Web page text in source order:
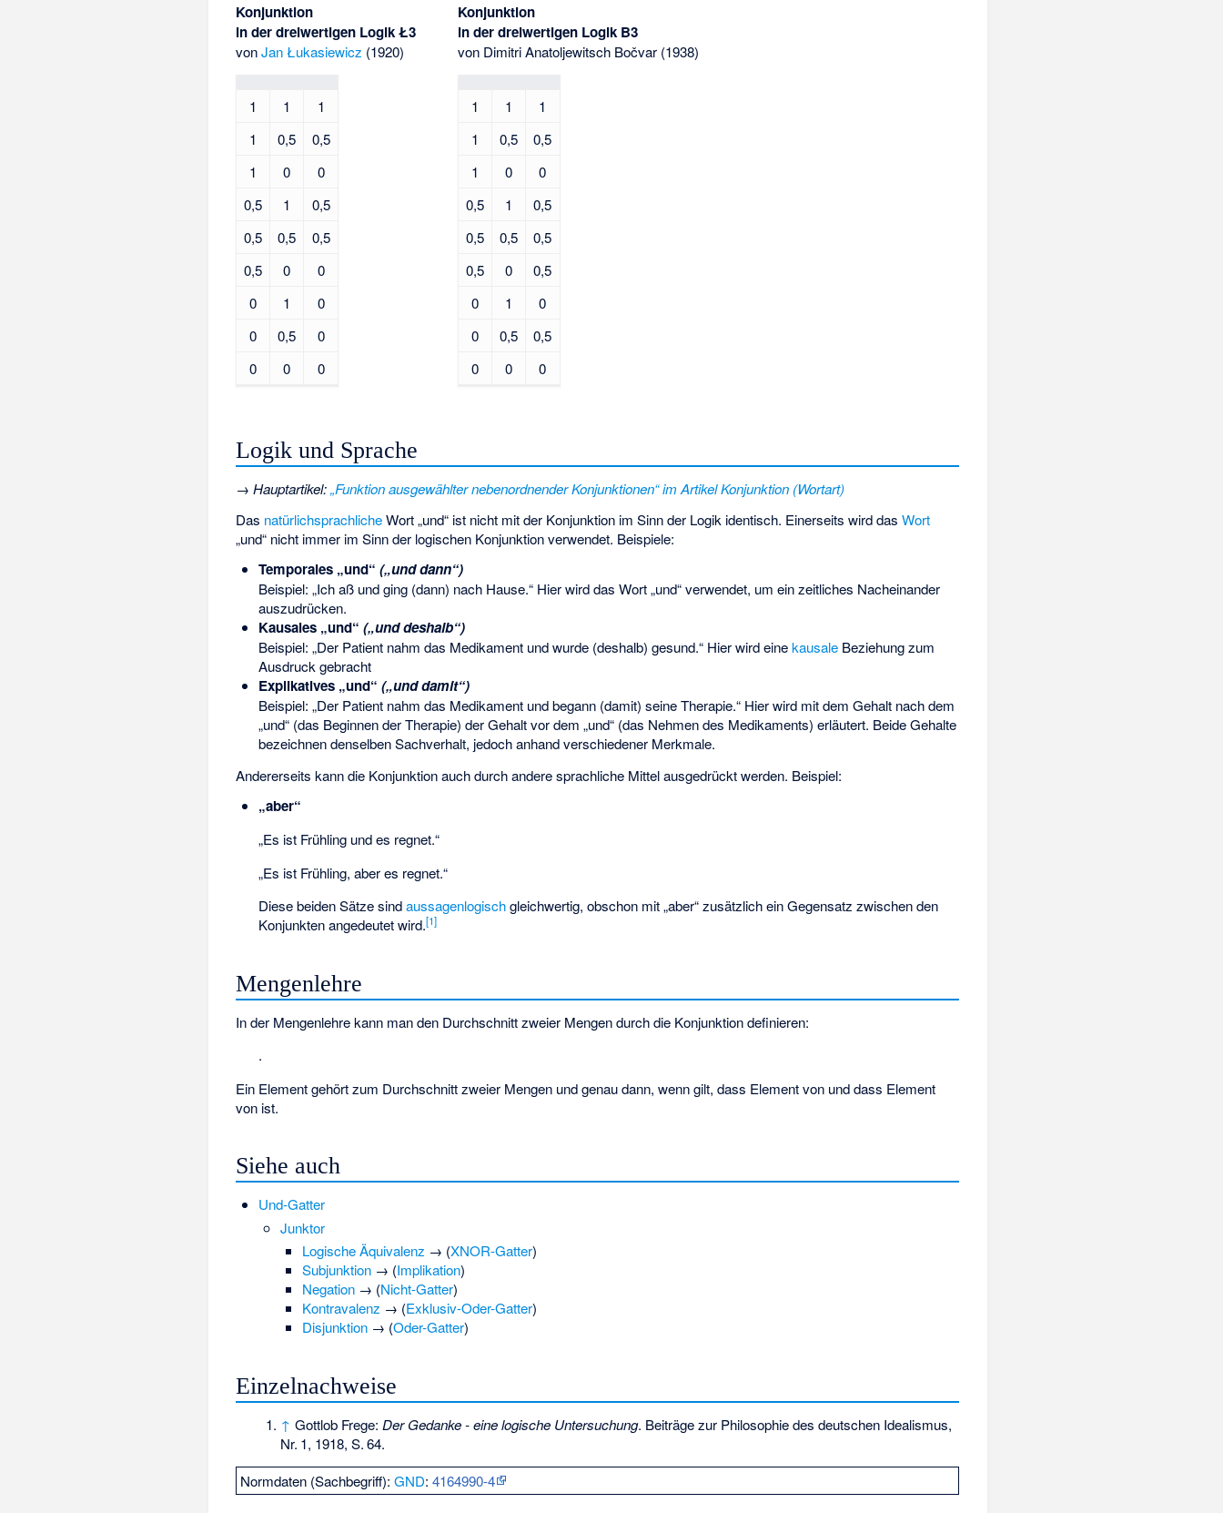
Konjunktion
in der dreiwertigen Logik Ł3
vonJan Łukasiewicz (1920)
1 1
1
1
0,5
0,5
1
0
0
0,5
1
0,5
0,5
0,5
0,5
0,5
0
0
0
1
0
0
0,5
0
0
0 0
Konjunktion
in der dreiwertigen Logik B3
von Dimitri Anatoljewitsch Bočvar (1938)
1 1
1
1
0,5
0,5
1
0
0
0,5
1
0,5
0,5
0,5
0,5
0,5
0
0,5
0
1
0
0
0,5
0,5
0
0 0
Logik und Sprache
→Hauptartikel:„Funktion ausgewählter nebenordnender Konjunktionen“ im Artikel Konjunktion (Wortart)
Das natürlichsprachlicheWort „und“ ist nicht mit der Konjunktion im Sinn der Logik identisch. Einerseits wird dasWort
„und“ nicht immer im Sinn der logischen Konjunktion verwendet. Beispiele:
Temporales „und“ („und dann“)
Beispiel: „Ich aß und ging (dann) nach Hause.“ Hier wird das Wort „und“ verwendet, um ein zeitliches Nacheinander
auszudrücken.
Kausales „und“ („und deshalb“)
Beispiel: „Der Patient nahm das Medikament und wurde (deshalb) gesund.“ Hier wird einekausaleBeziehung zum
Ausdruck gebracht
Explikatives „und“ („und damit“)
Beispiel: „Der Patient nahm das Medikament und begann (damit) seine Therapie.“ Hier wird mit dem Gehalt nach dem
„und“ (das Beginnen der Therapie) der Gehalt vor dem „und“ (das Nehmen des Medikaments) erläutert. Beide Gehalte
bezeichnen denselben Sachverhalt, jedoch anhand verschiedener Merkmale.
Andererseits kann die Konjunktion auch durch anderesprachliche Mittelausgedrückt werden. Beispiel:
„aber“
„Es ist Frühling und es regnet.“
„Es ist Frühling, aber es regnet.“
Diese beiden Sätze sindaussagenlogischgleichwertig, obschon mit „aber“ zusätzlich ein Gegensatz zwischen den
Konjunkten angedeutet wird.[1]
Mengenlehre
In der Mengenlehre kann man den Durchschnitt zweier Mengen durch die Konjunktion definieren:
.
Ein Elementgehört zum Durchschnitt zweier Mengen undgenau dann, wenn gilt, dass Element von und dass Element
von ist.
Siehe auch
Und-Gatter
Junktor
Logische Äquivalenz → (XNOR-Gatter)
Subjunktion → (Implikation)
Negation → (Nicht-Gatter)
Kontravalenz → (Exklusiv-Oder-Gatter)
Disjunktion → (Oder-Gatter)
Einzelnachweise
↑ Gottlob Frege: Der Gedanke - eine logische Untersuchung. Beiträge zur Philosophie des deutschen Idealismus,
Nr. 1, 1918,S.64.
Normdaten (Sachbegriff):GND:4164990-4